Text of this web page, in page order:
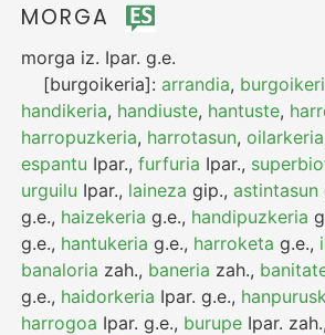
MORGA
morga iz. Ipar. g.e.
[burgoikeria]:arrandia,
handikeria, handiuste, hantuste,
harropuzkeria, harrotasun,oilarkeria
espantu Ipar.,furfuria Ipar.,
urguilu Ipar., laineza gip.,astintasun
g.e., haizekeria g.e., handipuzkeria
g.e., hantukeria g.e., harroketa g.e.,
banaloria zah., baneria zah.,
g.e., haidorkeria Ipar. g.e.,
harrogoa Ipar. g.e., burupe Ipar. zah.,